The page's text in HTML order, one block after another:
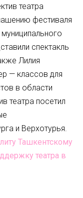
театра
фестиваля
спектакль
Лилия
— классов для
в области
театра посетил
и Верхотурья.
Ташкентскому
театра в